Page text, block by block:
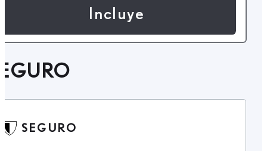
Incluye
SEGURO